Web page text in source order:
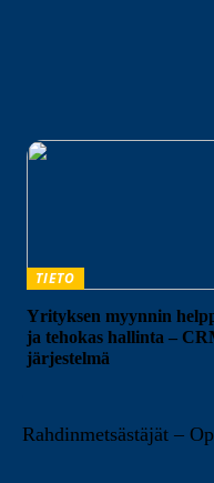
TIETO
Yrityksen myynnin
ja tehokas hallinta –
järjestelmä
Rahdinmetsästäjät –